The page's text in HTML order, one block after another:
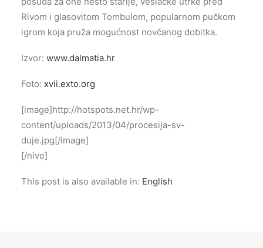
Rivom i glasovitom Tombulom, popularnom pučkom
igrom koja pruža mogućnost novčanog dobitka.
Izvor: www.dalmatia.hr
Foto: xvii.exto.org
[image]http://hotspots.net.hr/wp-
content/uploads/2013/04/procesija-sv-
duje.jpg[/image]
[/nivo]
This post is also available in: English